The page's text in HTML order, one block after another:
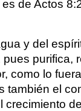
de Actos
y del
purifica,
como lo
también el
crecimiento